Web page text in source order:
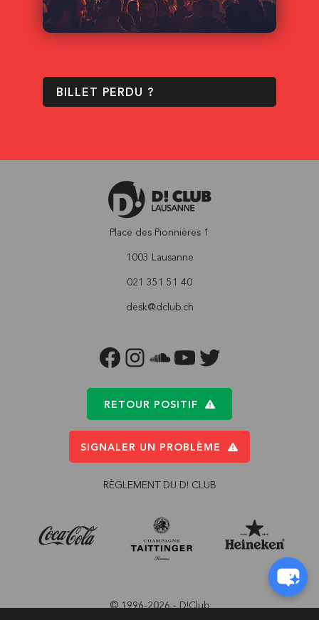
BILLET PERDU ?
Place des Pionnières 1
1003 Lausanne
021 351 51 40
desk@dclub.ch
FACEBOOKINSTAGRAM
SOUNDCLOUD
YOUTUBETWITTER
RETOUR POSITIF
SIGNALER UN PROBLÈME
RÈGLEMENT DU D! CLUB
© 1996-2026 - D!Club